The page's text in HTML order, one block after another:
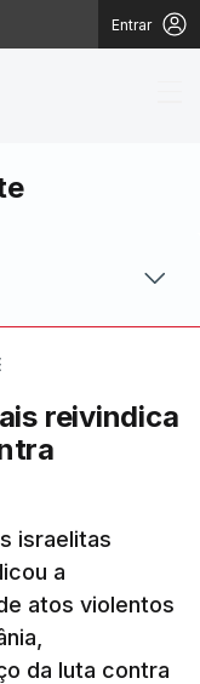
Entrar
reivindica
israelitas
a
atos violentos
da luta contra